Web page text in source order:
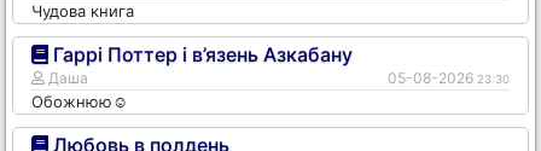
Чудова книга
Гаррі Поттер і в’язень Азкабану
Даша 05-08-2026 23:30
Обожнюю☺️
Любовь в полдень